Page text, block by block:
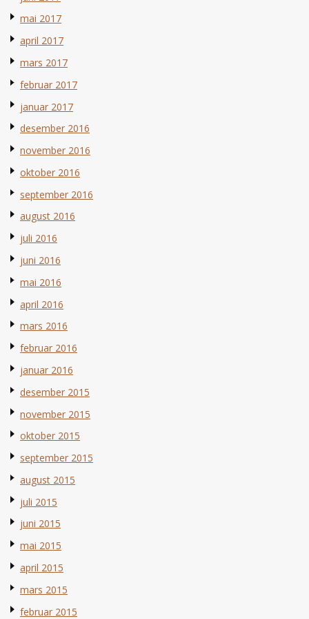
mai 2017
april 2017
mars 2017
februar 2017
januar 2017
desember 2016
november 2016
oktober 2016
september 2016
august 2016
juli 2016
juni 2016
mai 2016
april 2016
mars 2016
februar 2016
januar 2016
desember 2015
november 2015
oktober 2015
september 2015
august 2015
juli 2015
juni 2015
mai 2015
april 2015
mars 2015
februar 2015